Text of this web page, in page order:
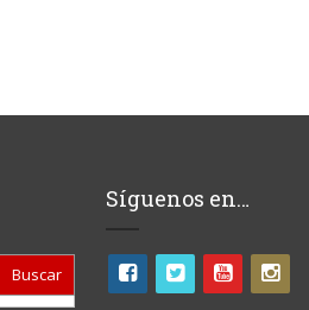
Síguenos en…